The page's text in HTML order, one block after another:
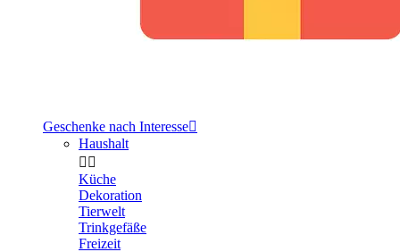
Geschenke nach Interesse
Haushalt
 
Küche
Dekoration
Tierwelt
Trinkgefäße
Freizeit